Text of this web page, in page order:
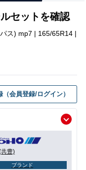
セットを確認
ス) mp7 | 165/65R14 |
会員登録/ログイン）
共豊)
ブランド